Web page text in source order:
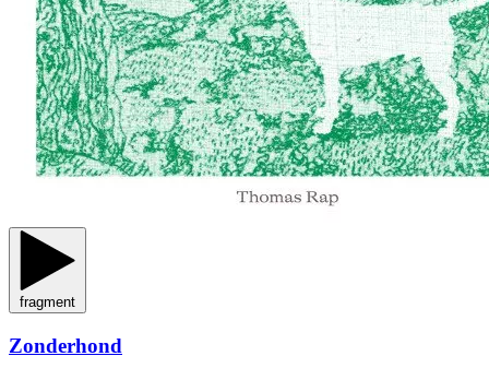
fragment
Zonderhond